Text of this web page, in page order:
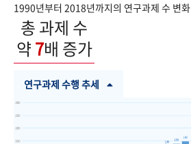
1990년부터 2018년까지의 연구과제 수 변화
총 과제 수
약7배 증가
연구과제 수행 추세